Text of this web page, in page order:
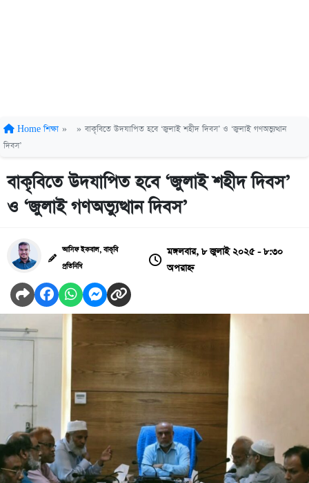
Home শিক্ষা » » বাকৃবিতে উদযাপিত হবে ‘জুলাই শহীদ দিবস’ ও ‘জুলাই গণঅভ্যুত্থান
দিবস’
বাকৃবিতে উদযাপিত হবে ‘জুলাই শহীদ দিবস’
ও ‘জুলাই গণঅভ্যুত্থান দিবস’
আসিফ ইকবাল, বাকৃবি
প্রতিনিধি
মঙ্গলবার, ৮ জুলাই ২০২৫ - ৮:৩০
অপরাহ্ন